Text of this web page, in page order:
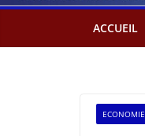
ACCUEIL
ECONOMIE